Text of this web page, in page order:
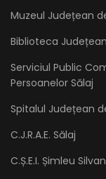
Muzeul Județean
Biblioteca
Serviciul Public
Persoanelor Sălaj
Spitalul Județean
C.J.R.A.E. Sălaj
C.Ș.E.I. Șimleu